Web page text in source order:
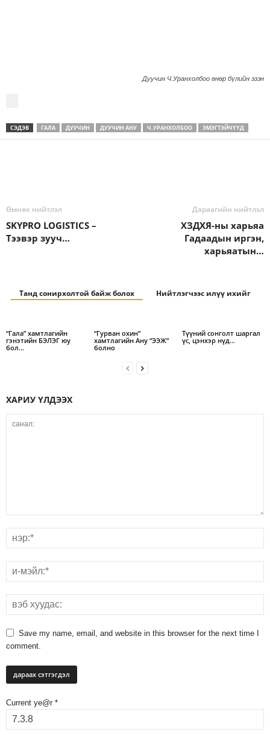
Дуучин Ч.Уранхолбоо өнөр бүлийн эзэн
СЭДЭВ ГАЛА ДУУЧИН ДУУЧИН АНУ Ч.УРАНХОЛБОО ЭМЭГТЭЙЧҮҮД
Өмнөх нийтлэл
SKYPRO LOGISTICS –
Тээвэр зууч…
Дараагийн нийтлэл
ХЗДХЯ-ны харьяа
Гадаадын иргэн,
харьяатын…
Танд сонирхолтой байж болох Нийтлэгчээс илүү ихийг
“Гала” хамтлагийн
гэнэтийн БЭЛЭГ юу
бол…
“Гурван охин”
хамтлагийн Ану “ЭЭЖ”
болно
Түүний сонголт шаргал
үс, цэнхэр нүд…
ХАРИУ ҮЛДЭЭХ
Save my name, email, and website in this browser for the next time I
comment.
Current ye@r *